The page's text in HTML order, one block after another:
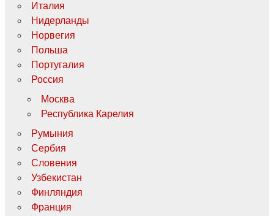
Италия
Нидерланды
Норвегия
Польша
Португалия
Россия
Москва
Республика Карелия
Румыния
Сербия
Словения
Узбекистан
Финляндия
Франция